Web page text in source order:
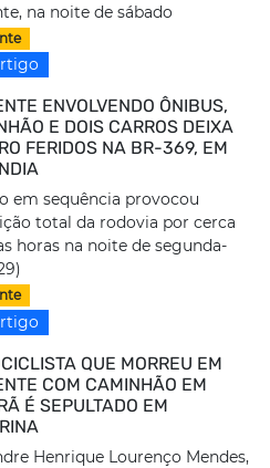
na noite de sábado
ENVOLVENDO ÔNIBUS,
E DOIS CARROS DEIXA
FERIDOS NA BR-369, EM
em sequência provocou
total da rodovia por cerca
horas na noite de segunda-
QUE MORREU EM
COM CAMINHÃO EM
É SEPULTADO EM
Henrique Lourenço Mendes,